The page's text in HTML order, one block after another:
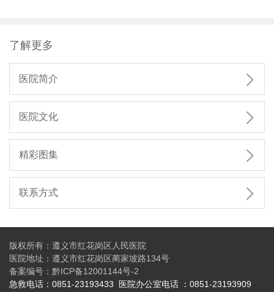
了解更多
医院简介 
医院文化 
精彩图集 
联系方式 
版权所有：遵义市红花岗区人民医院
医院地址：遵义市红花岗区蔺家坡路134号
备案编号： 黔ICP备12001144号-2
急救电话：0851-23193433
医院办公室电话 ：0851-23193909